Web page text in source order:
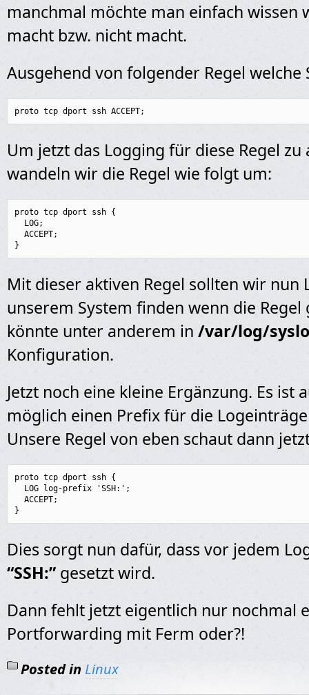
manchmal möchte man einfach wissen
macht bzw. nicht macht.
Ausgehend von folgender Regel welche
proto tcp dport ssh ACCEPT;
Um jetzt das Logging für diese Regel
wandeln wir die Regel wie folgt um:
proto tcp dport ssh {
LOG;
ACCEPT;
}
Mit dieser aktiven Regel sollten wir nun
unserem System finden wenn die Regel
könnte unter anderem in /var/log/
Konfiguration.
Jetzt noch eine kleine Ergänzung. Es ist
möglich einen Prefix für die
Unsere Regel von eben schaut dann
proto tcp dport ssh {
LOG log-prefix 'SSH:';
ACCEPT;
}
Dies sorgt nun dafür, dass vor jedem
“SSH:” gesetzt wird.
Dann fehlt jetzt eigentlich nur nochmal
Portforwarding mit Ferm oder?!
Posted in Linux